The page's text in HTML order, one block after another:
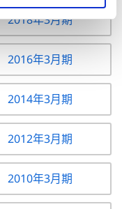
2018年3月期
2016年3月期
2014年3月期
2012年3月期
2010年3月期